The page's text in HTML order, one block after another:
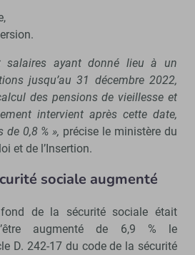
salaires ayant donné lieu à un
jusqu’au 31 décembre 2022,
des pensions de vieillesse et
intervient après cette date,
0,8 % », précise le ministère du
et de l’Insertion.
sociale augmenté
de la sécurité sociale était
augmenté de 6,9 % le
D. 242-17 du code de la sécurité